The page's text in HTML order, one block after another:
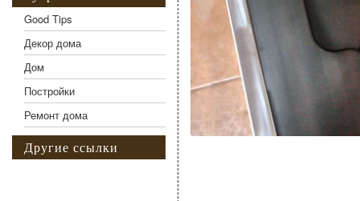
Good Tips
Декор дома
Дом
Постройки
Ремонт дома
Другие ссылки